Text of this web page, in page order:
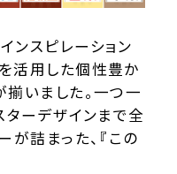
ンスピレーション
活用した個性豊か
いました。一つ一
ターデザインまで全
詰まった、『この